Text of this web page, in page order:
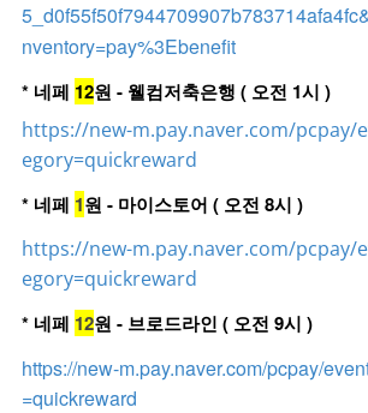
nventory=pay%3Ebenefit
* 네페 12원 - 웰컴저축은행 ( 오전 1시 )
https://new-m.pay.naver.com/pcpay/
egory=quickreward
* 네페 1원 - 마이스토어 ( 오전 8시 )
https://new-m.pay.naver.com/pcpay/
egory=quickreward
* 네페 12원 - 브로드라인 ( 오전 9시 )
https://new-m.pay.naver.com/pcpay/
=quickreward